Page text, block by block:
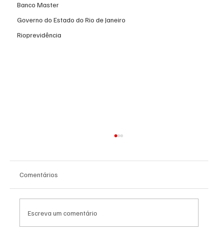
Banco Master
Governo do Estado do Rio de Janeiro
Rioprevidência
Comentários
Escreva um comentário